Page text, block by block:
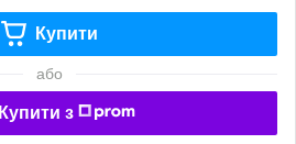
Купити
або
Купити з